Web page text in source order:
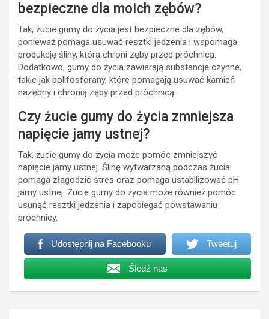
bezpieczne dla moich zębów?
Tak, żucie gumy do życia jest bezpieczne dla zębów,
ponieważ pomaga usuwać resztki jedzenia i wspomaga
produkcję śliny, która chroni zęby przed próchnicą.
Dodatkowo, gumy do życia zawierają substancje czynne,
takie jak polifosforany, które pomagają usuwać kamień
nazębny i chronią zęby przed próchnicą.
Czy żucie gumy do życia zmniejsza
napięcie jamy ustnej?
Tak, żucie gumy do życia może pomóc zmniejszyć
napięcie jamy ustnej. Ślinę wytwarzaną podczas żucia
pomaga złagodzić stres oraz pomaga ustabilizować pH
jamy ustnej. Żucie gumy do życia może również pomóc
usunąć resztki jedzenia i zapobiegać powstawaniu
próchnicy.
Udostępnij na Facebooku Tweetuj
Śledź nas